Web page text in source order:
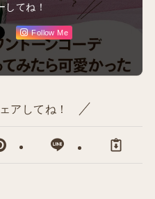
してね！
Follow Me
アしてね！